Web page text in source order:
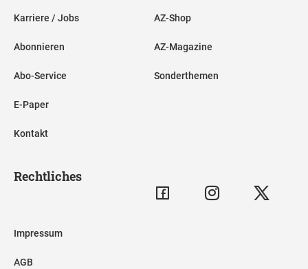
Karriere / Jobs
Abonnieren
Abo-Service
E-Paper
Kontakt
AZ-Shop
AZ-Magazine
Sonderthemen
Rechtliches
Impressum
AGB